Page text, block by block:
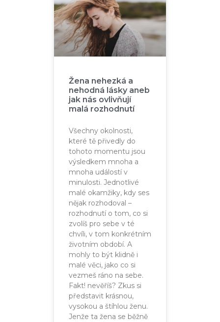
Žena nehezká a
nehodná lásky aneb
jak nás ovlivňují
malá rozhodnutí
Všechny okolnosti,
které tě přivedly do
tohoto momentu jsou
výsledkem mnoha a
mnoha událostí v
minulosti. Jednotlivé
malé okamžiky, kdy ses
nějak rozhodoval –
rozhodnutí o tom, co si
zvolíš pro sebe v té
chvíli, v tom konkrétním
životním období. A
mohly to být klidně i
malé věci, jako co si
vezmeš ráno na sebe.
Fakt! nevěříš? Zkus si
představit krásnou,
vysokou a štíhlou ženu.
Jenže ta žena se běžně